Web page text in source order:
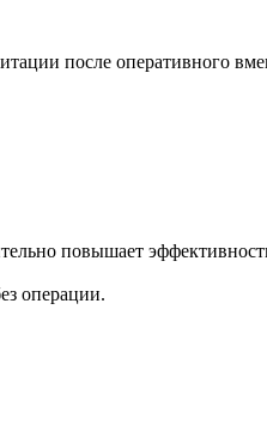
после оперативного
повышает
операции.